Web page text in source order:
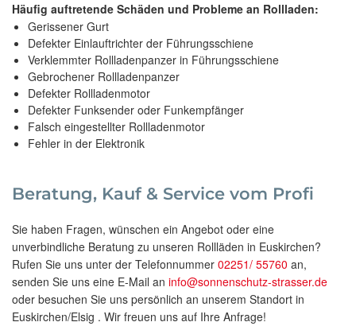
Häufig auftretende Schäden und Probleme an Rollladen:
Gerissener Gurt
Defekter Einlauftrichter der Führungsschiene
Verklemmter Rollladenpanzer in Führungsschiene
Gebrochener Rollladenpanzer
Defekter Rollladenmotor
Defekter Funksender oder Funkempfänger
Falsch eingestellter Rollladenmotor
Fehler in der Elektronik
Beratung, Kauf & Service vom Profi
Sie haben Fragen, wünschen ein Angebot oder eine
unverbindliche Beratung zu unseren Rollläden in Euskirchen?
Rufen Sie uns unter der Telefonnummer 02251/ 55760 an,
senden Sie uns eine E-Mail an info@sonnenschutz-strasser.de
oder besuchen Sie uns persönlich an unserem Standort in
Euskirchen/Elsig . Wir freuen uns auf Ihre Anfrage!